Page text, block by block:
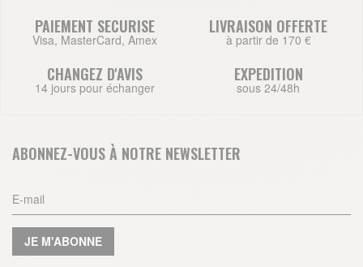
PAIEMENT SECURISE
Visa, MasterCard, Amex
LIVRAISON OFFERTE
à partir de 170 €
CHANGEZ D'AVIS
14 jours pour échanger
EXPEDITION
sous 24/48h
ABONNEZ-VOUS À NOTRE NEWSLETTER
JE M'ABONNE